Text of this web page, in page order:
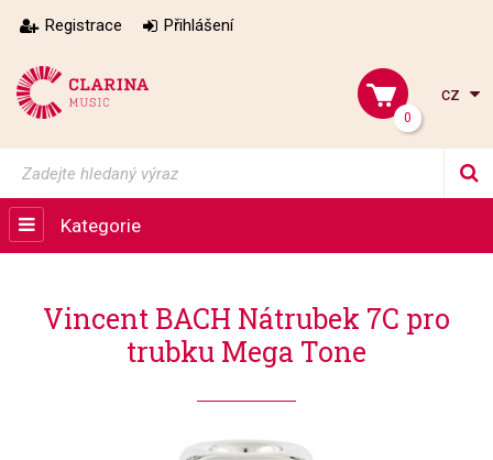
Registrace Přihlášení
0
cz
Kategorie
Vincent BACH Nátrubek 7C pro
trubku Mega Tone